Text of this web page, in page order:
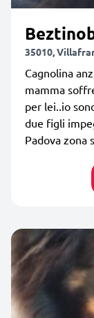
35010,
Cagnolina
mamma
per lei..io
due figli
Padova zona